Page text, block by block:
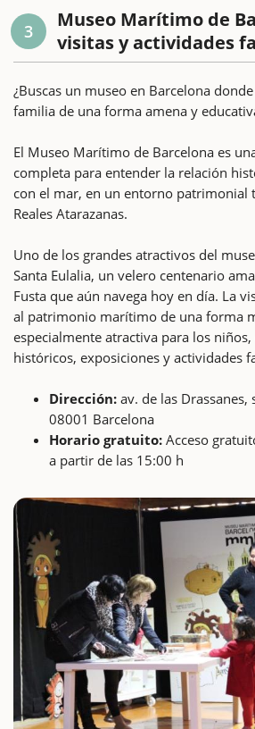
3
Museo Marítimo de
visitas y actividades
¿Buscas un museo en Barcelona
familia de una forma amena y
El Museo Marítimo de Barcelona es
completa para entender la relación
con el mar, en un entorno patrimonial
Reales Atarazanas.
Uno de los grandes atractivos del
Santa Eulalia, un velero centenario
Fusta que aún navega hoy en día. La
al patrimonio marítimo de una forma
especialmente atractiva para los
históricos, exposiciones y actividades
Dirección: av. de las Drassanes,
08001 Barcelona
Horario gratuito: Acceso
a partir de las 15:00 h